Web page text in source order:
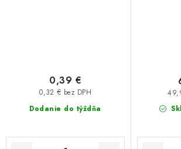
Dodanie do týždňa
0,32 € bez DPH
0,39 €